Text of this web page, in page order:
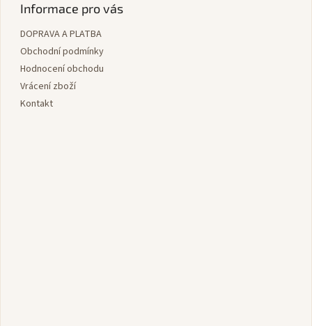
Informace pro vás
DOPRAVA A PLATBA
Obchodní podmínky
Hodnocení obchodu
Vrácení zboží
Kontakt